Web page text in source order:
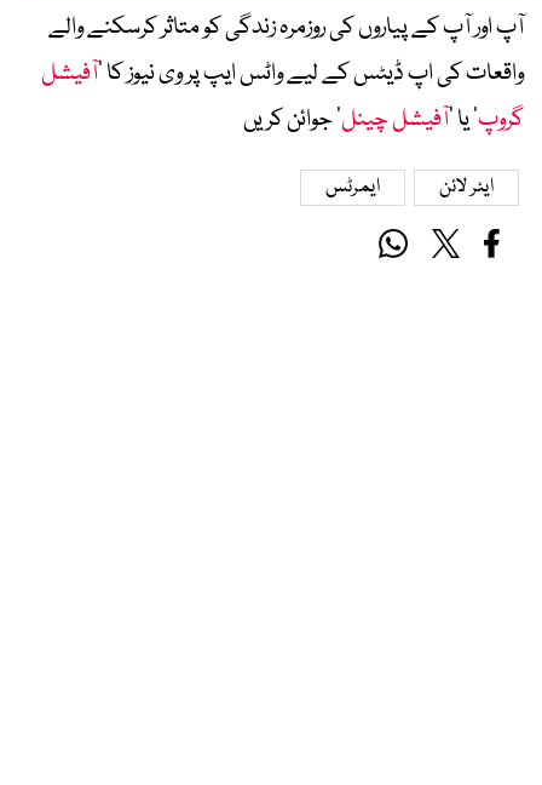
آپ اور آپ کے پیاروں کی روزمرہ زندگی کو متاثر کرسکنے والے
واقعات کی اپ ڈیٹس کے لیے واٹس ایپ پر وی نیوز کا ’آفیشل
گروپ‘ یا ’آفیشل چینل‘ جوائن کریں
ایئر لائن ایمرٹس